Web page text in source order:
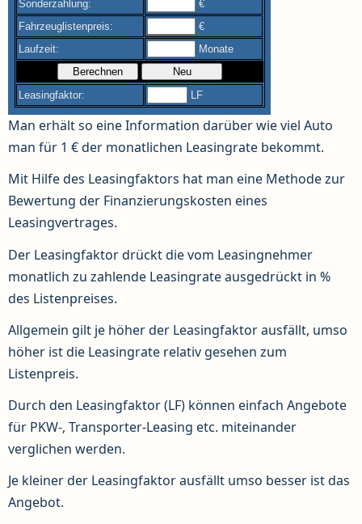
Man erhält so eine Information darüber wie viel Auto
man für 1 € der monatlichen Leasingrate bekommt.
Mit Hilfe des Leasingfaktors hat man eine Methode zur
Bewertung der Finanzierungskosten eines
Leasingvertrages.
Der Leasingfaktor drückt die vom Leasingnehmer
monatlich zu zahlende Leasingrate ausgedrückt in %
des Listenpreises.
Allgemein gilt je höher der Leasingfaktor ausfällt, umso
höher ist die Leasingrate relativ gesehen zum
Listenpreis.
Durch den Leasingfaktor (LF) können einfach Angebote
für PKW-, Transporter-Leasing etc. miteinander
verglichen werden.
Je kleiner der Leasingfaktor ausfällt umso besser ist das
Angebot.